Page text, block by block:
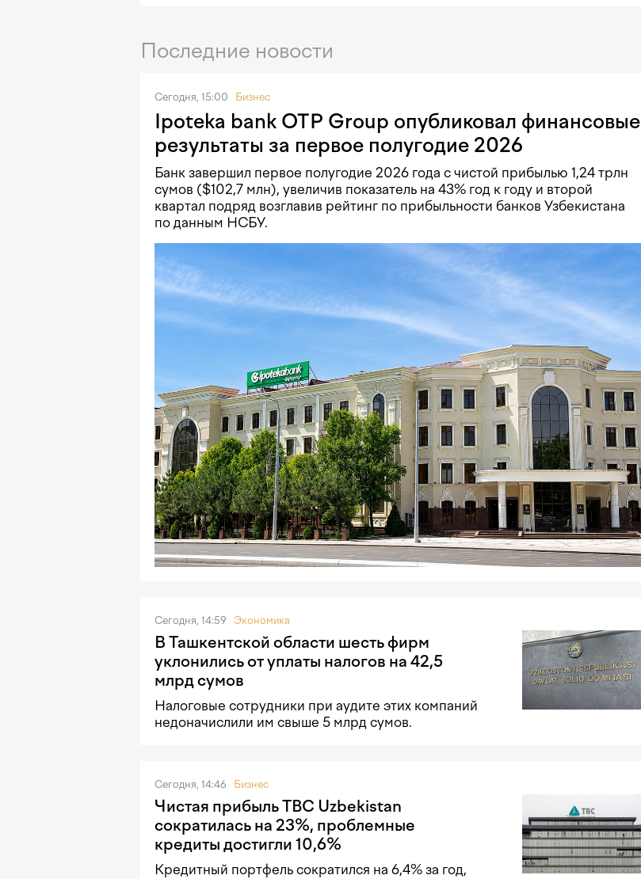
Последние новости
Сегодня, 15:00 Бизнес
Ipoteka bank OTP Group опубликовал финансовые
результаты за первое полугодие 2026
Банк завершил первое полугодие 2026 года с чистой прибылью 1,24 трлн
сумов ($102,7 млн), увеличив показатель на 43% год к году и второй
квартал подряд возглавив рейтинг по прибыльности банков Узбекистана
по данным НСБУ.
Сегодня, 14:59 Экономика
В Ташкентской области шесть фирм
уклонились от уплаты налогов на 42,5
млрд сумов
Налоговые сотрудники при аудите этих компаний
недоначислили им свыше 5 млрд сумов.
Сегодня, 14:46 Бизнес
Чистая прибыль TBC Uzbekistan
сократилась на 23%, проблемные
кредиты достигли 10,6%
Кредитный портфель сократился на 6,4% за год,